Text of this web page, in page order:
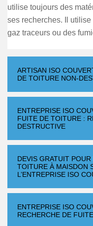
utilise toujours des
ses recherches. Il
gaz traceurs ou des
ARTISAN ISO
DE TOITURE NON-
ENTREPRISE ISO
FUITE DE TOITURE :
DESTRUCTIVE
DEVIS GRATUIT
TOITURE À MAISDON
L’ENTREPRISE ISO
ENTREPRISE ISO
RECHERCHE DE